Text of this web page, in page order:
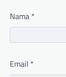
Nama *
Email *